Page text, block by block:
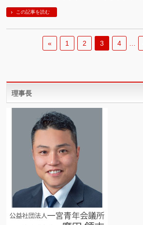
この記事を読む
« 1 2 3 4
理事長